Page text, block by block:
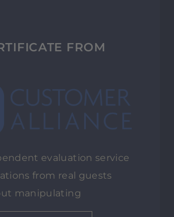
FROM
evaluation service
from real guests
manipulating